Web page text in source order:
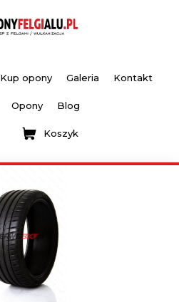
Kup opony Galeria Kontakt
Opony Blog
Koszyk